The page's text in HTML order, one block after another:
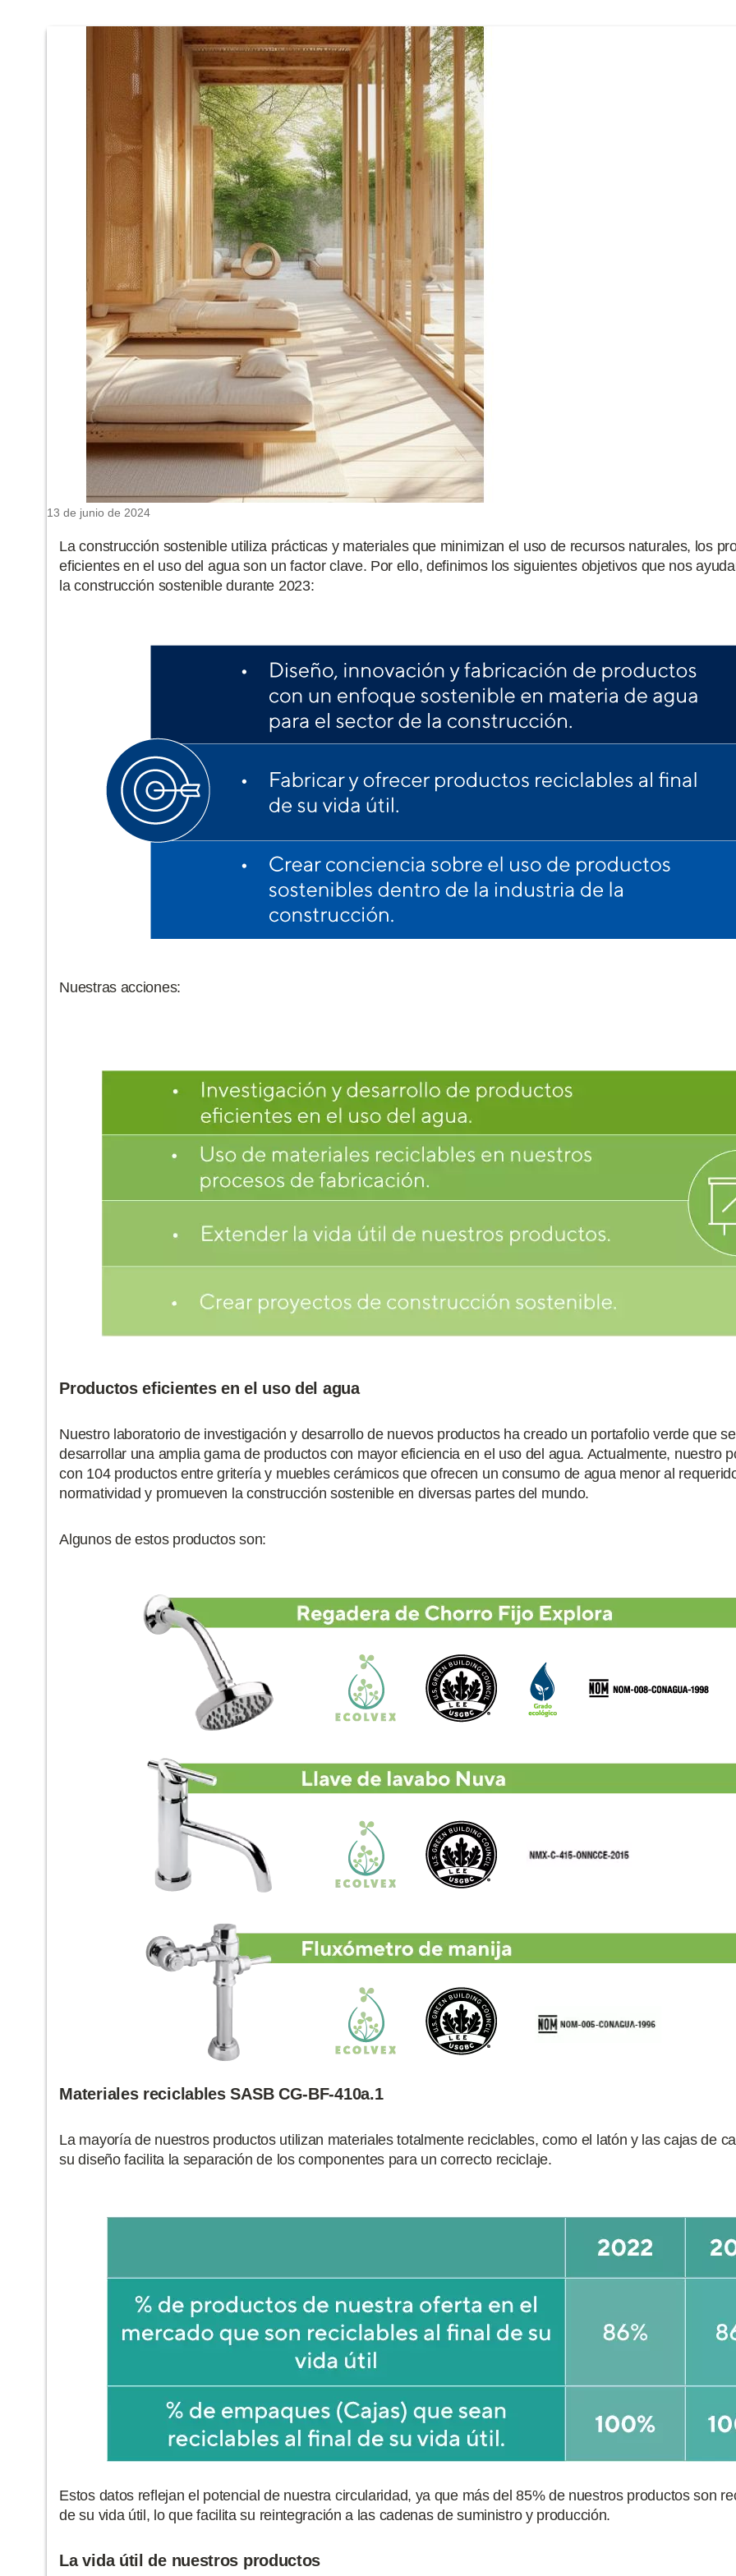
13 de junio de 2024
La construcción sostenible utiliza prácticas y materiales que minimizan el uso de recursos naturales, los
eficientes en el uso del agua son un factor clave. Por ello, definimos los siguientes objetivos que nos
la construcción sostenible durante 2023:
Nuestras acciones:
Productos eficientes en el uso del agua
Nuestro laboratorio de investigación y desarrollo de nuevos productos ha creado un portafolio verde que
desarrollar una amplia gama de productos con mayor eficiencia en el uso del agua. Actualmente, nuestro
con 104 productos entre gritería y muebles cerámicos que ofrecen un consumo de agua menor al
normatividad y promueven la construcción sostenible en diversas partes del mundo.
Algunos de estos productos son:
Materiales reciclables SASB CG-BF-410a.1
La mayoría de nuestros productos utilizan materiales totalmente reciclables, como el latón y las cajas de
su diseño facilita la separación de los componentes para un correcto reciclaje.
Estos datos reflejan el potencial de nuestra circularidad, ya que más del 85% de nuestros productos son
de su vida útil, lo que facilita su reintegración a las cadenas de suministro y producción.
La vida útil de nuestros productos